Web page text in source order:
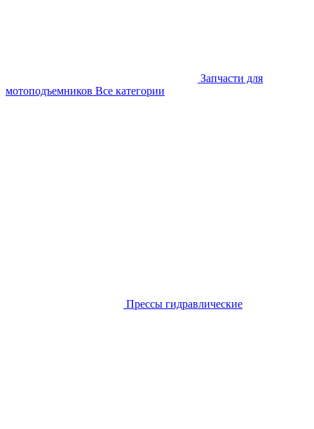
Запчасти для
мотоподъемников Все категории
Прессы гидравлические